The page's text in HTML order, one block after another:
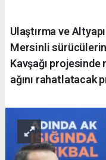
Ulaştırma ve
Mersinli
Kavşağı projesinde
ağını rahatlatacak